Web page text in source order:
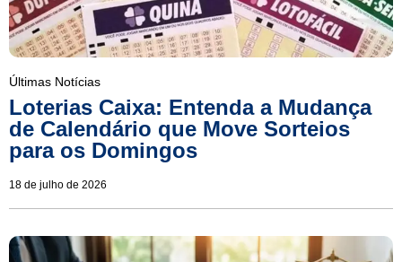
Últimas Notícias
Loterias Caixa: Entenda a Mudança
de Calendário que Move Sorteios
para os Domingos
18 de julho de 2026